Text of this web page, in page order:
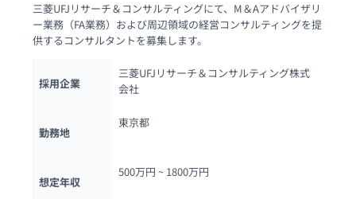
三菱UFJリサーチ＆コンサルティングにて、M＆Aアドバイザリ
ー業務（FA業務）および周辺領域の経営コンサルティングを提
供するコンサルタントを募集します。
採用企業
三菱UFJリサーチ＆コンサルティング株式
会社
勤務地
東京都
想定年収
500万円 ~ 1800万円